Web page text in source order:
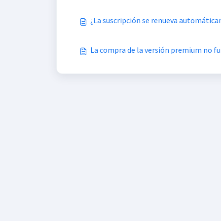
¿La suscripción se renueva
La compra de la versión premium no